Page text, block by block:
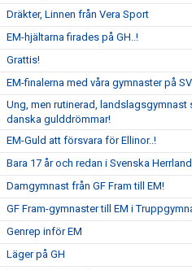
Dräkter, Linnen från Vera Sport
EM-hjältarna firades på GH..!
Grattis!
EM-finalerna med våra gymnaster på
Ung, men rutinerad, landslagsgymnast
danska gulddrömmar!
EM-Guld att försvara för Ellinor..!
Bara 17 år och redan i Svenska
Damgymnast från GF Fram till EM!
GF Fram-gymnaster till EM i
Genrep inför EM
Läger på GH